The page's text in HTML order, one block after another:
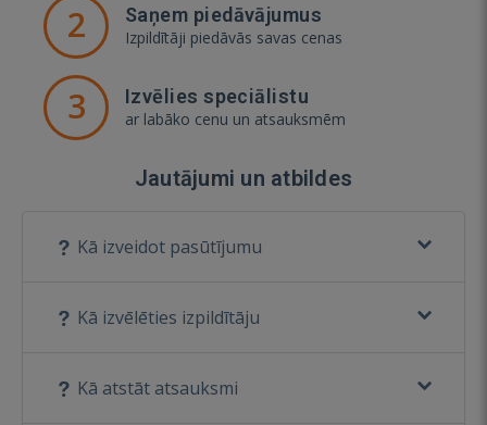
2 Saņem piedāvājumus
Izpildītāji piedāvās savas cenas
3 Izvēlies speciālistu
ar labāko cenu un atsauksmēm
Jautājumi un atbildes
Kā izveidot pasūtījumu
Kā izvēlēties izpildītāju
Kā atstāt atsauksmi